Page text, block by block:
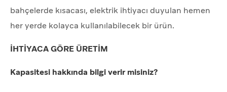
bahçelerde kısacası, elektrik ihtiyacı duyulan hemen
her yerde kolayca kullanılabilecek bir ürün.
İHTİYACA GÖRE ÜRETİM
Kapasitesi hakkında bilgi verir misiniz?